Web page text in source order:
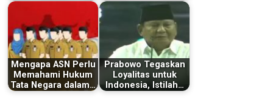
Mengapa ASN Perlu
Memahami Hukum
Tata Negara dalam…
Prabowo Tegaskan
Loyalitas untuk
Indonesia, Istilah…